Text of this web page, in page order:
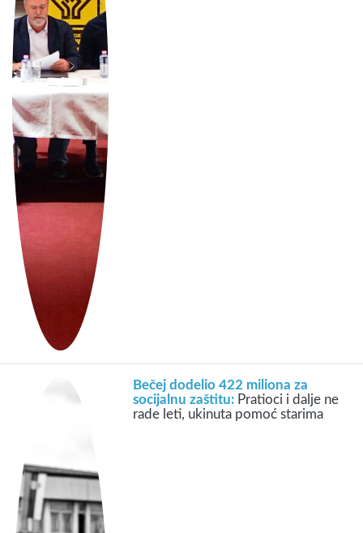
Bečej dodelio 422 miliona za
socijalnu zaštitu: Pratioci i dalje ne
rade leti, ukinuta pomoć starima